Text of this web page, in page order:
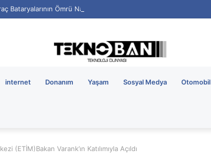
Bataryalarının Ömrü Nasıl Uzatılır?
internet Donanım Yaşam Sosyal Medya Otomobil
(ETİM)Bakan Varank’ın Katılımıyla Açıldı